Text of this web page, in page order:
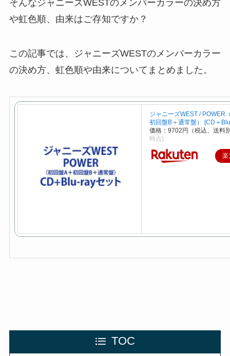
そんなジャニーズWESTのメンバーカラーの決め方
や虹色順、由来はご存知ですか？
この記事では、ジャニーズWESTのメンバーカラー
の決め方、虹色順や由来についてまとめました。
ジャニーズWEST / POWER
初回盤B＋通常盤） [CD＋
価格：9702円（税込、送料
時点)
楽
TOC